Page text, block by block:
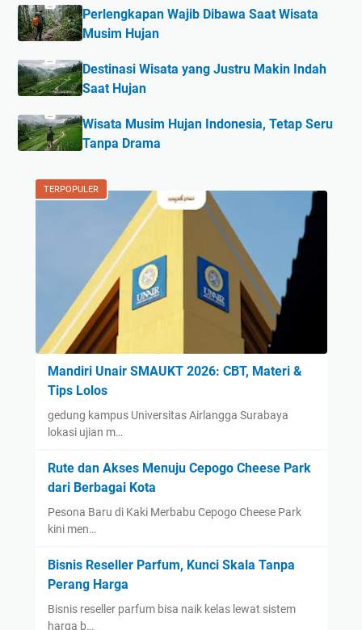
Perlengkapan Wajib Dibawa Saat Wisata
Musim Hujan
Destinasi Wisata yang Justru Makin Indah
Saat Hujan
Wisata Musim Hujan Indonesia, Tetap Seru
Tanpa Drama
TERPOPULER
Mandiri Unair SMAUKT 2026: CBT, Materi &
Tips Lolos
gedung kampus Universitas Airlangga Surabaya
lokasi ujian m…
Rute dan Akses Menuju Cepogo Cheese Park
dari Berbagai Kota
Pesona Baru di Kaki Merbabu Cepogo Cheese Park
kini men…
Bisnis Reseller Parfum, Kunci Skala Tanpa
Perang Harga
Bisnis reseller parfum bisa naik kelas lewat sistem
harga b…